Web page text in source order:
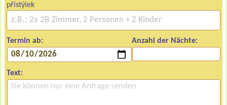
přistýlek
Termin ab: Anzahl der Nächte:
Text: